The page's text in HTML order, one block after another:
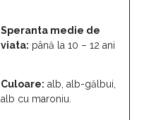
Speranta medie de
viata: până la 10 – 12 ani
Culoare: alb, alb-gălbui,
alb cu maroniu.